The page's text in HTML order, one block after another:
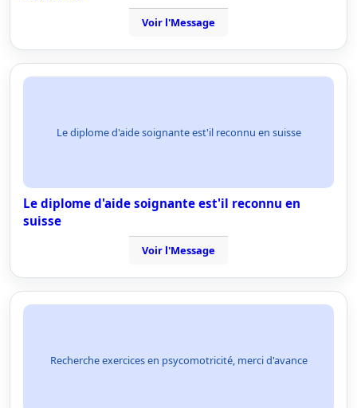
Voir l'Message
Le diplome d'aide soignante est'il reconnu en suisse
Le diplome d'aide soignante est'il reconnu en
suisse
Voir l'Message
Recherche exercices en psycomotricité, merci d'avance